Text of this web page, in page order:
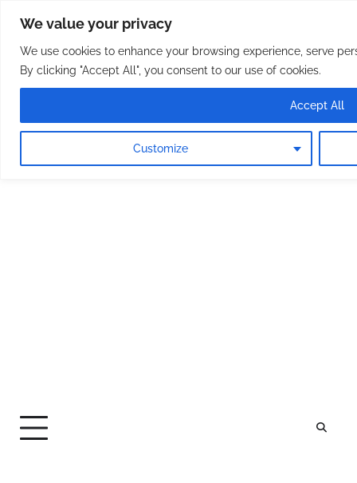
We value your privacy
We use cookies to enhance your browsing experience, serve
By clicking "Accept All", you consent to our use of cookies.
Customize
Accept All
content
Osterreichische Pfarreie